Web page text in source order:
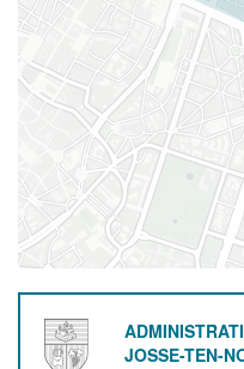
JOSSE-TEN-